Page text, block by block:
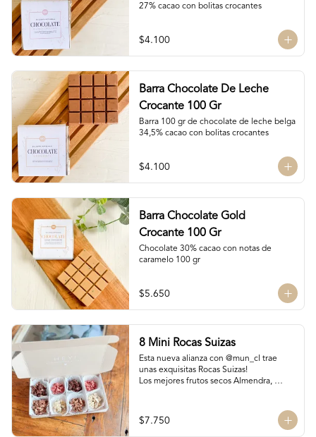
27% cacao con bolitas crocantes
$4.100
Barra Chocolate De Leche
Crocante 100 Gr
Barra 100 gr de chocolate de leche belga
34,5% cacao con bolitas crocantes
$4.100
Barra Chocolate Gold
Crocante 100 Gr
Chocolate 30% cacao con notas de
caramelo 100 gr
$5.650
8 Mini Rocas Suizas
Esta nueva alianza con @mun_cl trae
unas exquisitas Rocas Suizas!
Los mejores frutos secos Almendra,
4 tipos de chocolate
Chocolate Bitter
$7.750